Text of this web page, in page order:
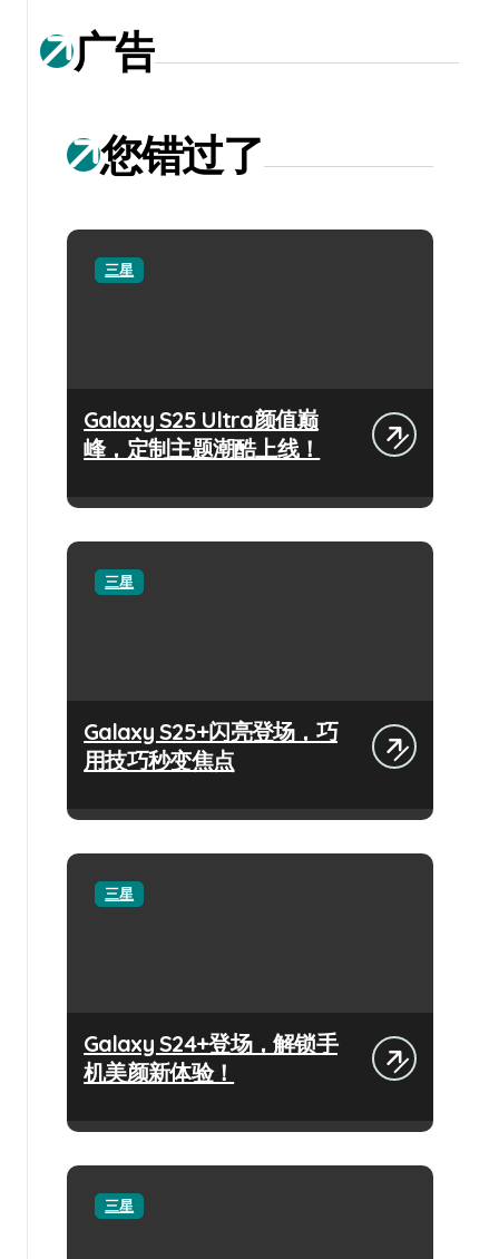
广告
您错过了
三星
Galaxy S25 Ultra颜值巅
峰，定制主题潮酷上线！
三星
Galaxy S25+闪亮登场，巧
用技巧秒变焦点
三星
Galaxy S24+登场，解锁手
机美颜新体验！
三星